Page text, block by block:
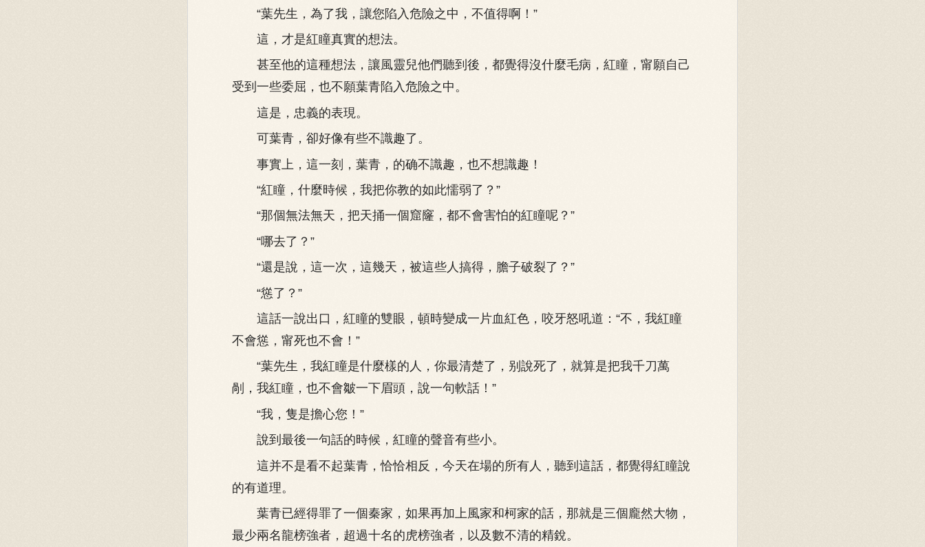
“葉先生，為了我，讓您陷入危險之中，不值得啊！”
這，才是紅瞳真實的想法。
甚至他的這種想法，讓風靈兒他們聽到後，都覺得沒什麼毛病，紅瞳，甯願自己
受到一些委屈，也不願葉青陷入危險之中。
這是，忠義的表現。
可葉青，卻好像有些不識趣了。
事實上，這一刻，葉青，的确不識趣，也不想識趣！
“紅瞳，什麼時候，我把你教的如此懦弱了？”
“那個無法無天，把天捅一個窟窿，都不會害怕的紅瞳呢？”
“哪去了？”
“還是說，這一次，這幾天，被這些人搞得，膽子破裂了？”
“慫了？”
這話一說出口，紅瞳的雙眼，頓時變成一片血紅色，咬牙怒吼道：“不，我紅瞳
不會慫，甯死也不會！”
“葉先生，我紅瞳是什麼樣的人，你最清楚了，别說死了，就算是把我千刀萬
剮，我紅瞳，也不會皺一下眉頭，說一句軟話！”
“我，隻是擔心您！”
說到最後一句話的時候，紅瞳的聲音有些小。
這并不是看不起葉青，恰恰相反，今天在場的所有人，聽到這話，都覺得紅瞳說
的有道理。
葉青已經得罪了一個秦家，如果再加上風家和柯家的話，那就是三個龐然大物，
最少兩名龍榜強者，超過十名的虎榜強者，以及數不清的精銳。